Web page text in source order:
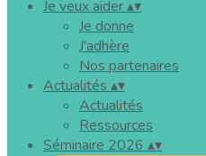
Je veux aider▴▾
Je donne
J'adhère
Nos partenaires
Actualités ▴▾
Actualités
Ressources
Séminaire 2026 ▴▾